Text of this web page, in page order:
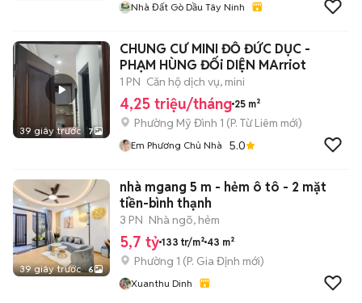
Nhà Đất Gò Dầu Tây Ninh
39 giây trước 7
CHUNG CƯ MINI ĐỖ ĐỨC DỤC -
PHẠM HÙNG ĐỐi DIỆN MArriot
1 PN Căn hộ dịch vụ, mini
4,25 triệu/tháng 25 m²
Phường Mỹ Đình 1 (P. Từ Liêm mới)
Em Phương Chủ Nhà 5.0
39 giây trước 6
nhà mgang 5 m - hẻm ô tô - 2 mặt
tiền-bình thạnh
3 PN Nhà ngõ, hẻm
5,7 tỷ 133 tr/m² 43 m²
Phường 1 (P. Gia Định mới)
Xuanthu Dinh